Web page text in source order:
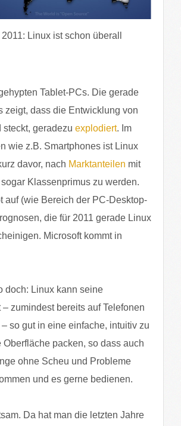
2011: Linux ist schon überall
Tablet-PCs. Die gerade
zeigt, dass die Entwicklung von
geradezu explodiert. Im
wie z.B. Smartphones ist Linux
davor, nach Marktanteilen mit
Klassenprimus zu werden.
auf (wie Bereich der PC-Desktop-
die für 2011 gerade Linux
Microsoft kommt in
doch: Linux kann seine
– zumindest bereits auf Telefonen
– so gut in eine einfache, intuitiv zu
Oberfläche packen, so dass auch
ohne Scheu und Probleme
und es gerne bedienen.
Da hat man die letzten Jahre